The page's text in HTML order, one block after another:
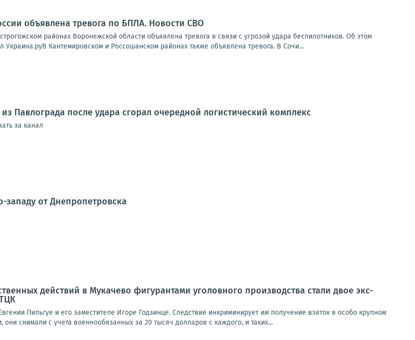
объявлена тревога по БПЛА. Новости СВО
районах Воронежской области объявлена тревога в связи с угрозой удара беспилотников. Об этом
Украина.руВ Кантемировском и Россошанском районах также объявлена тревога. В Сочи...
Павлограда после удара сгорал очередной логистический комплекс
за канал
западу от Днепропетровска
действий в Мукачево фигурантами уголовного производства стали двое экс-
Пильгуе и его заместителе Игоре Годзинце. Следствие инкриминирует им получение взяток в особо крупном
снимали с учета военнообязанных за 20 тысяч долларов с каждого, и таких...